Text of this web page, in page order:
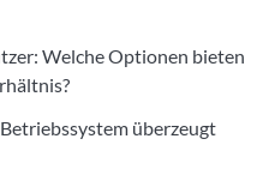
Welche Optionen bieten
überzeugt